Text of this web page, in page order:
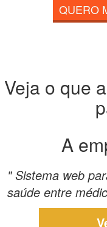
QUERO
Veja o que
A
" Sistema web
saúde entre